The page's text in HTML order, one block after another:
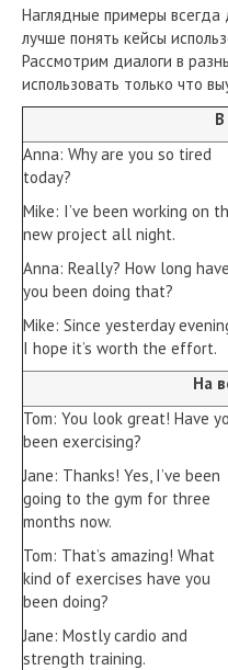
Наглядные примеры
лучше понять кейсы
Рассмотрим диалоги в
использовать только что
Anna: Why are you so tired
today?
Mike: I’ve been working on
new project all night.
Anna: Really? How long have
you been doing that?
Mike: Since yesterday
I hope it’s worth the effort.
На
Tom: You look great! Have
been exercising?
Jane: Thanks! Yes, I’ve been
going to the gym for three
months now.
Tom: That’s amazing! What
kind of exercises have you
been doing?
Jane: Mostly cardio and
strength training.